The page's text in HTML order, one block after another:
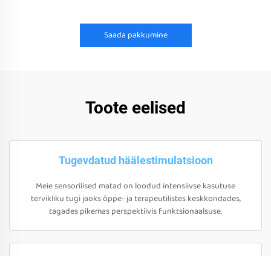
Saada pakkumine
Toote eelised
Tugevdatud häälestimulatsioon
Meie sensorilised matad on loodud intensiivse kasutuse
tervikliku tugi jaoks õppe- ja terapeutilistes keskkondades,
tagades pikemas perspektiivis funktsionaalsuse.